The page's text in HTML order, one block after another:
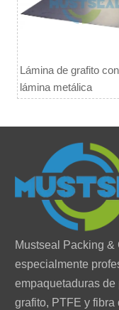
Lámina de grafito con
lámina metálica
Mustseal Packing &
especialmente
empaquetaduras
grafito, PTFE y fibra